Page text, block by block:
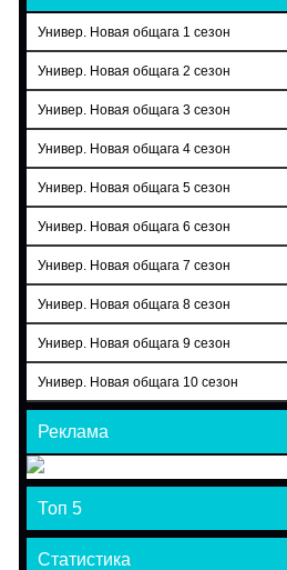
Универ. Новая общага 1 сезон
Универ. Новая общага 2 сезон
Универ. Новая общага 3 сезон
Универ. Новая общага 4 сезон
Универ. Новая общага 5 сезон
Универ. Новая общага 6 сезон
Универ. Новая общага 7 сезон
Универ. Новая общага 8 сезон
Универ. Новая общага 9 сезон
Универ. Новая общага 10 сезон
Реклама
Топ 5
Статистика